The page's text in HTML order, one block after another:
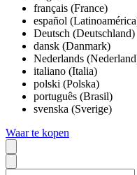
français (France)
español
Deutsch (Deutschland)
dansk (Danmark)
Nederlands
italiano (Italia)
polski (Polska)
português (Brasil)
svenska (Sverige)
Waar te kopen